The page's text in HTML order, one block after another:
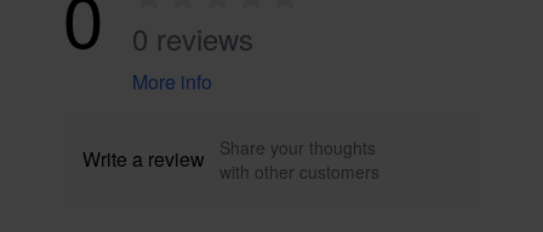
0 reviews
More info
Write a review
Share your thoughts
with other customers